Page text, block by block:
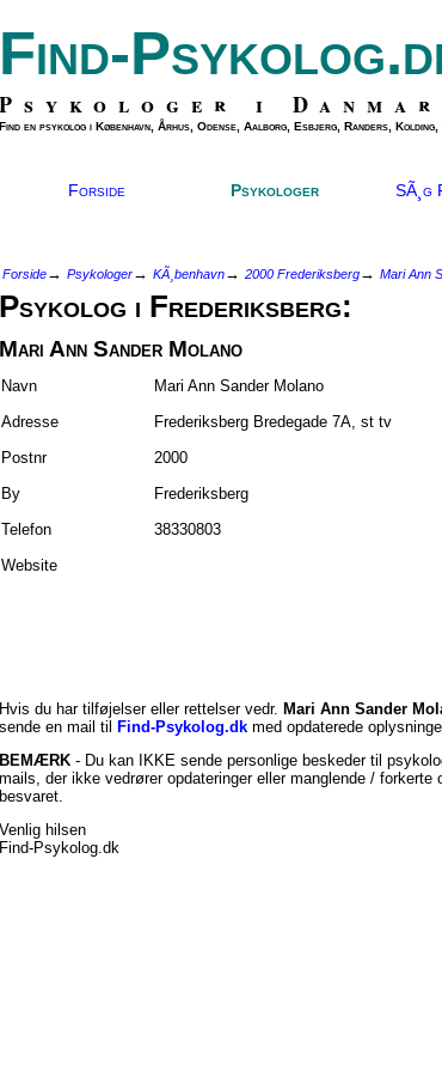
Find-
Psykologer i
Find en psykolog i København, Århus, Odense, Aalborg, Esbjerg, Randers,
Forside Psykologer SÃ¸g
Forside→ Psykologer→ KÃ¸benhavn→ 2000 Frederiksberg→ Mari Ann
Psykolog i Frederiksberg:
Mari Ann Sander Molano
Navn
Mari Ann Sander Molano
Adresse
Frederiksberg Bredegade 7A, st tv
Postnr
2000
By
Frederiksberg
Telefon
38330803
Website
Hvis du har tilføjelser eller rettelser vedr. Mari Ann Sander
sende en mail til
Find-Psykolog.dk med opdaterede
BEMÆRK - Du kan IKKE sende personlige beskeder til
mails, der ikke vedrører opdateringer eller manglende /
besvaret.
Venlig hilsen
Find-Psykolog.dk